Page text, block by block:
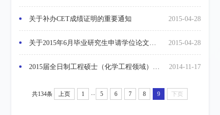
2015-04-28
关于补办CET成绩证明的重要通知
2015-04-28
2014-11-17
共134条 上页 1 ... 5 6 7 8 9 下页